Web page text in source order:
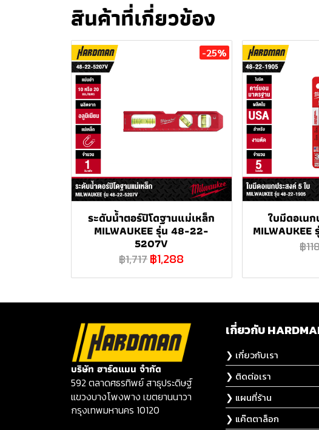
สินค้าที่เกี่ยวข้อง
-25%
ระดับน้ำตอร์ปิโดฐานแม่เหล็ก
MILWAUKEE รุ่น 48-22-
5207V
฿1,717฿1,288
ใบมีดอเน
฿
บริษัท ฮาร์ดแมน จำกัด
592 ตลาดศธรทิพย์ สาธุประดิษฐ์
แขวงบางโพงพาง เขตยานนาวา
กรุงเทพมหานคร 10120
เกี่ยวกับ
❯ เกี่ยวกับเรา
❯ ติดต่อเรา
❯ แผนที่ร้าน
❯ แค๊ตตาล็อก